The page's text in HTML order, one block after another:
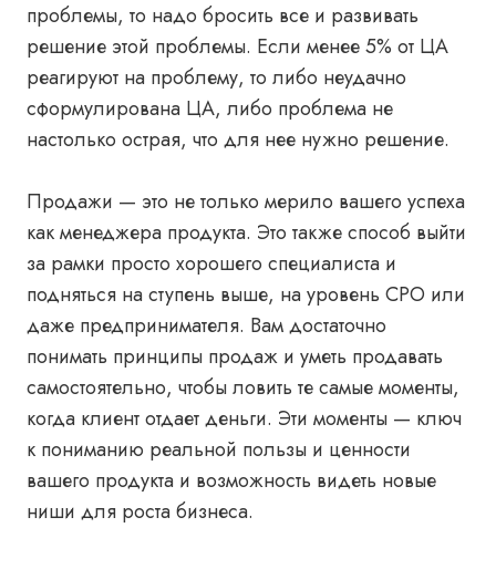
проблемы, то надо бросить все и развивать
решение этой проблемы. Если менее 5% от ЦА
реагируют на проблему, то либо неудачно
сформулирована ЦА, либо проблема не
настолько острая, что для нее нужно решение.
Продажи — это не только мерило вашего успеха
как менеджера продукта. Это также способ выйти
за рамки просто хорошего специалиста и
подняться на ступень выше, на уровень CPO или
даже предпринимателя. Вам достаточно
понимать принципы продаж и уметь продавать
самостоятельно, чтобы ловить те самые моменты,
когда клиент отдает деньги. Эти моменты — ключ
к пониманию реальной пользы и ценности
вашего продукта и возможность видеть новые
ниши для роста бизнеса.